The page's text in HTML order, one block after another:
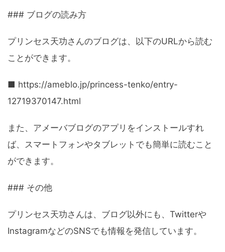
### ブログの読み方
プリンセス天功さんのブログは、以下のURLから読む
ことができます。
■ https://ameblo.jp/princess-tenko/entry-
12719370147.html
また、アメーバブログのアプリをインストールすれ
ば、スマートフォンやタブレットでも簡単に読むこと
ができます。
### その他
プリンセス天功さんは、ブログ以外にも、Twitterや
InstagramなどのSNSでも情報を発信しています。